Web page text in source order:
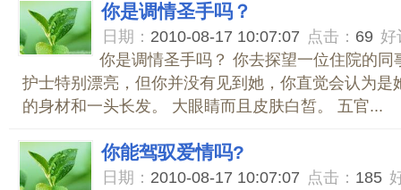
你是调情圣手吗？
日期： 2010-08-17 10:07:07 点击： 69 好
你是调情圣手吗？ 你去探望一位住院的同
护士特别漂亮，但你并没有见到她，你直觉会认为是
的身材和一头长发。 大眼睛而且皮肤白皙。 五官...
你能驾驭爱情吗?
日期： 2010-08-17 10:07:07 点击： 185